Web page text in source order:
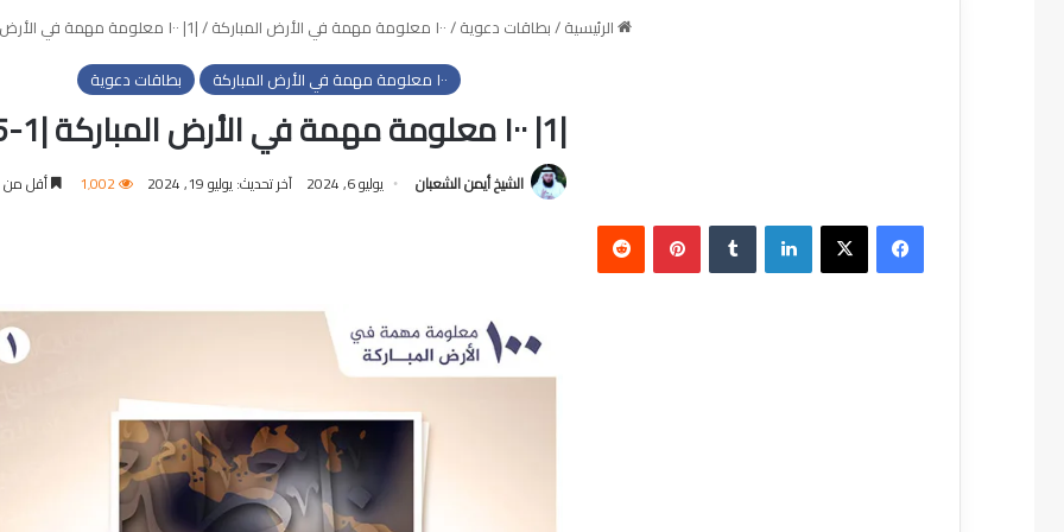
الرئيسية/بطاقات دعوية/١٠٠ معلومة مهمة في الأرض المباركة /|1| ١٠٠ معلومة مهمة في الأرض المباركة |1-25|
١٠٠ معلومة مهمة في الأرض المباركة
بطاقات دعوية
|1| ١٠٠ معلومة مهمة في الأرض المباركة |1-25|
الشيخ أيمن الشعبان يوليو 6, 2024 آخر تحديث: يوليو 19, 2024 1٬002 أقل من
فيسبوك لينكدإن بينتيريست